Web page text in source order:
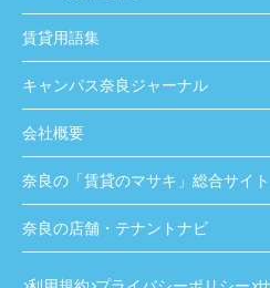
賃貸用語集
キャンパス奈良ジャーナル
会社概要
奈良の「賃貸のマサキ」総合サイト
奈良の店舗・テナントナビ